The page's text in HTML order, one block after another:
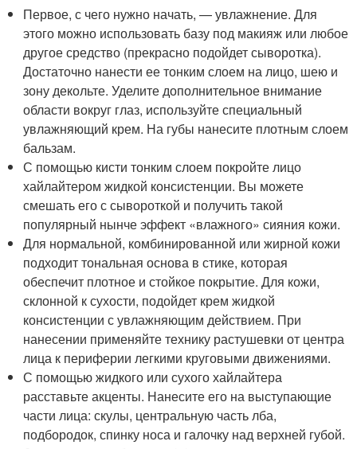
Первое, с чего нужно начать, — увлажнение. Для
этого можно использовать базу под макияж или любое
другое средство (прекрасно подойдет сыворотка).
Достаточно нанести ее тонким слоем на лицо, шею и
зону декольте. Уделите дополнительное внимание
области вокруг глаз, используйте специальный
увлажняющий крем. На губы нанесите плотным слоем
бальзам.
С помощью кисти тонким слоем покройте лицо
хайлайтером жидкой консистенции. Вы можете
смешать его с сывороткой и получить такой
популярный нынче эффект «влажного» сияния кожи.
Для нормальной, комбинированной или жирной кожи
подходит тональная основа в стике, которая
обеспечит плотное и стойкое покрытие. Для кожи,
склонной к сухости, подойдет крем жидкой
консистенции с увлажняющим действием. При
нанесении применяйте технику растушевки от центра
лица к периферии легкими круговыми движениями.
С помощью жидкого или сухого хайлайтера
расставьте акценты. Нанесите его на выступающие
части лица: скулы, центральную часть лба,
подбородок, спинку носа и галочку над верхней губой.